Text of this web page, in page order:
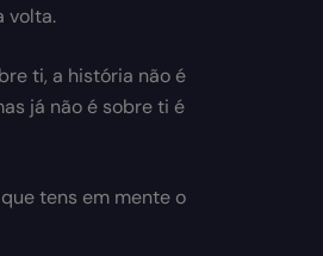
volta.
ti, a história não é
já não é sobre ti é
tens em mente o